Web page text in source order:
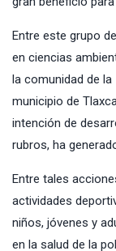
Entre este grupo
en ciencias
la comunidad de la
municipio de
intención de
rubros, ha
Entre tales
actividades
niños, jóvenes y
en la salud de la